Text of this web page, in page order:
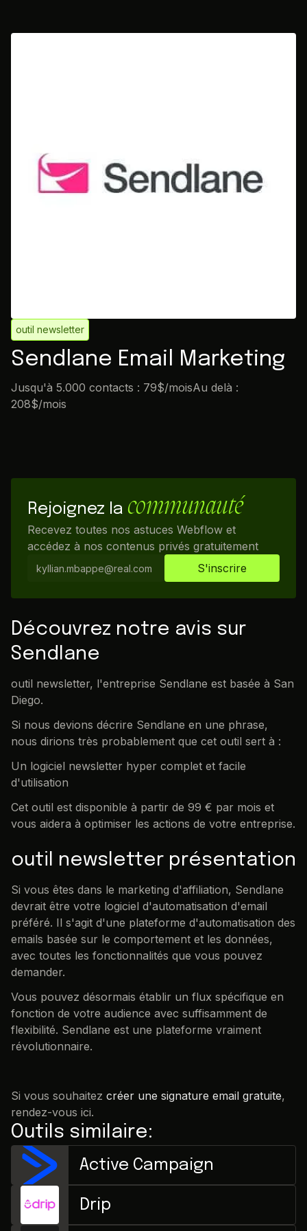
outil newsletter
Sendlane Email Marketing
Jusqu'à 5.000 contacts : 79$/moisAu delà :
208$/mois
Découvrez notre avis sur
Sendlane
outil newsletter, l'entreprise Sendlane est basée à San
Diego.
Si nous devions décrire Sendlane en une phrase,
nous dirions très probablement que cet outil sert à :
Un logiciel newsletter hyper complet et facile
d'utilisation
Cet outil est disponible à partir de 99 € par mois et
vous aidera à optimiser les actions de votre entreprise.
outil newsletter présentation
Si vous êtes dans le marketing d'affiliation, Sendlane
devrait être votre logiciel d'automatisation d'email
préféré. Il s'agit d'une plateforme d'automatisation des
emails basée sur le comportement et les données,
avec toutes les fonctionnalités que vous pouvez
demander.
Vous pouvez désormais établir un flux spécifique en
fonction de votre audience avec suffisamment de
flexibilité. Sendlane est une plateforme vraiment
révolutionnaire.
Si vous souhaitez créer une signature email gratuite,
rendez-vous ici.
Outils similaire:
Active Campaign
Drip
Rejoignez la communauté
Recevez toutes nos astuces Webflow et
accédez à nos contenus privés gratuitement